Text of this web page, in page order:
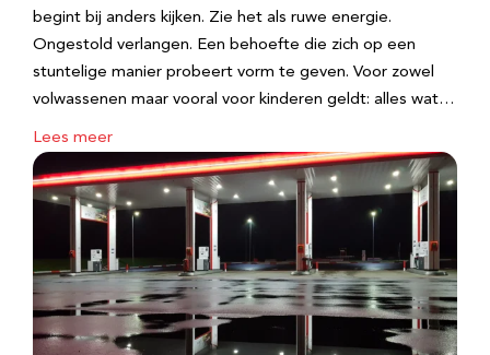
begint bij anders kijken. Zie het als ruwe energie.
Ongestold verlangen. Een behoefte die zich op een
stuntelige manier probeert vorm te geven. Voor zowel
volwassenen maar vooral voor kinderen geldt: alles wat…
Lees meer